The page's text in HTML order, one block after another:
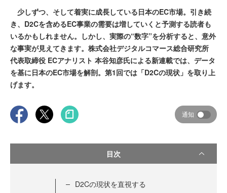
少しずつ、そして着実に成長している日本のEC市場。引き続
き、D2Cを含めるEC事業の需要は増していくと予測する読者も
いるかもしれません。しかし、実際の“数字”を分析すると、意外
な事実が見えてきます。株式会社デジタルコマース総合研究所
代表取締役 ECアナリスト 本谷知彦氏による新連載では、データ
を基に日本のEC市場を解剖。第1回では「D2Cの現状」を取り上
げます。
通知
目次
D2Cの現状を直視する